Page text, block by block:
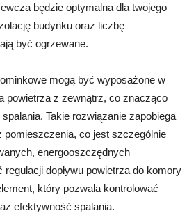
będzie optymalna dla twojego
budynku oraz liczbę
być ogrzewane.
mogą być wyposażone w
powietrza z zewnątrz, co znacząco
Takie rozwiązanie zapobiega
pomieszczenia, co jest szczególnie
energooszczędnych
dopływu powietrza do komory
który pozwala kontrolować
efektywność spalania.